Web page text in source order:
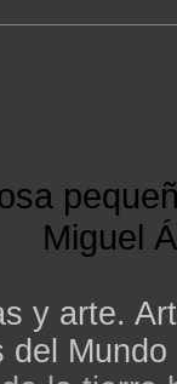
Miguel
y arte.
del Mundo